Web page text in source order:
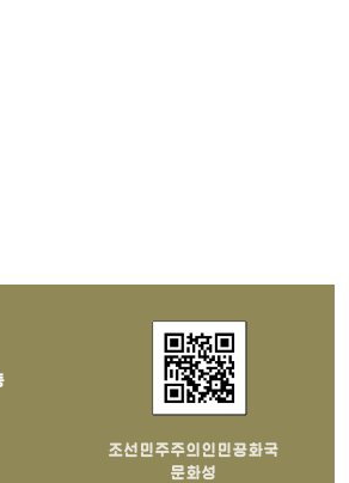
조선민주주의인민공화국
문화성